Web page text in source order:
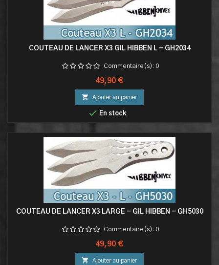
COUTEAU DE LANCER X3 GIL HIBBEN L - GH2034
Commentaire(s): 0
Prix
49,90 €
 Ajouter au panier
 En stock
COUTEAU DE LANCER X3 LARGE - GIL HIBBEN - GH5030
Commentaire(s): 0
Prix
49,90 €
 Ajouter au panier